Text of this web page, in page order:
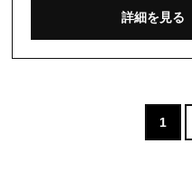
詳細を見る
1